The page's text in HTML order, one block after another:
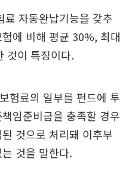
료 자동완납기능을 갖추
에 비해 평균 30%, 최대
것이 특징이다.
험료의 일부를 펀드에 투
임준비금을 충족할 경우
것으로 처리돼 이후부
것을 말한다.